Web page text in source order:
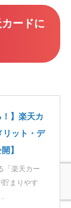
ードに
！】楽天カ
リット・デ
】
「楽天カー
貯まりやす